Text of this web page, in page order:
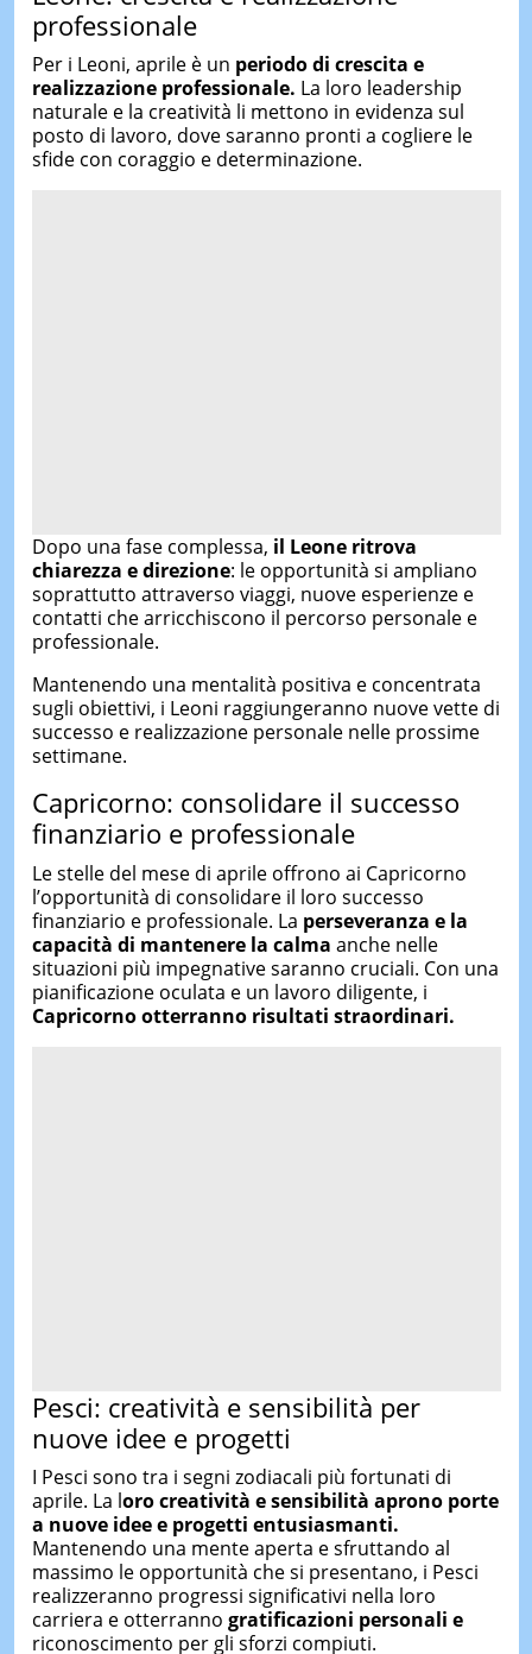
professionale
Per i Leoni, aprile è un periodo di crescita e
realizzazione professionale. La loro leadership
naturale e la creatività li mettono in evidenza sul
posto di lavoro, dove saranno pronti a cogliere le
sfide con coraggio e determinazione.
Dopo una fase complessa, il Leone ritrova
chiarezza e direzione: le opportunità si ampliano
soprattutto attraverso viaggi, nuove esperienze e
contatti che arricchiscono il percorso personale e
professionale.
Mantenendo una mentalità positiva e concentrata
sugli obiettivi, i Leoni raggiungeranno nuove vette di
successo e realizzazione personale nelle prossime
settimane.
Capricorno: consolidare il successo
finanziario e professionale
Le stelle del mese di aprile offrono ai Capricorno
l’opportunità di consolidare il loro successo
finanziario e professionale. La perseveranza e la
capacità di mantenere la calma anche nelle
situazioni più impegnative saranno cruciali. Con una
pianificazione oculata e un lavoro diligente, i
Capricorno otterranno risultati straordinari.
Pesci: creatività e sensibilità per
nuove idee e progetti
I Pesci sono tra i segni zodiacali più fortunati di
aprile. La loro creatività e sensibilità aprono porte
a nuove idee e progetti entusiasmanti.
Mantenendo una mente aperta e sfruttando al
massimo le opportunità che si presentano, i Pesci
realizzeranno progressi significativi nella loro
carriera e otterranno gratificazioni personali e
riconoscimento per gli sforzi compiuti.